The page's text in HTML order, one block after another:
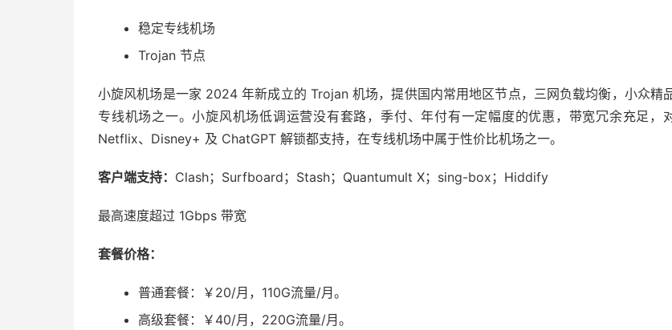
稳定专线机场
Trojan 节点
小旋风机场是一家 2024 年新成立的 Trojan 机场，提供国内常用地区节点，三网负载均衡，小众精
专线机场之一。小旋风机场低调运营没有套路，季付、年付有一定幅度的优惠，带宽冗余充足，
Netflix、Disney+ 及 ChatGPT 解锁都支持，在专线机场中属于性价比机场之一。
客户端支持： Clash；Surfboard；Stash；Quantumult X；sing-box；Hiddify
最高速度超过 1Gbps 带宽
套餐价格：
普通套餐：￥20/月，110G流量/月。
高级套餐：￥40/月，220G流量/月。